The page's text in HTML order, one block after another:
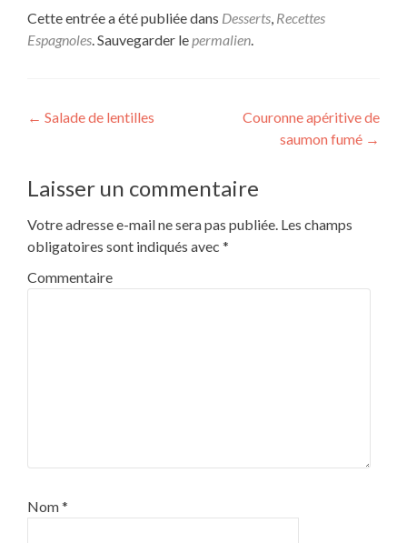
Cette entrée a été publiée dans Desserts, Recettes
Espagnoles. Sauvegarder lepermalien.
Navigation
l’article
← Salade de lentilles
Couronne apéritive de
saumon fumé →
Laisser un commentaire
Votre adresse e-mail ne sera pas publiée. Les champs
obligatoires sont indiqués avec *
Commentaire
Nom*